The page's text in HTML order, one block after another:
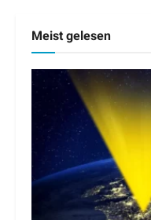
Meist gelesen